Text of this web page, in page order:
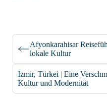
Afyonkarahisar
lokale Kultur
Izmir, Türkei | Eine
Kultur und Modernität